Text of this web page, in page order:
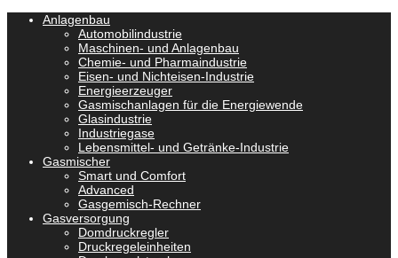
Anlagenbau
Automobilindustrie
Maschinen- und Anlagenbau
Chemie- und Pharmaindustrie
Eisen- und Nichteisen-Industrie
Energieerzeuger
Gasmischanlagen für die Energiewende
Glasindustrie
Industriegase
Lebensmittel- und Getränke-Industrie
Gasmischer
Smart und Comfort
Advanced
Gasgemisch-Rechner
Gasversorgung
Domdruckregler
Druckregeleinheiten